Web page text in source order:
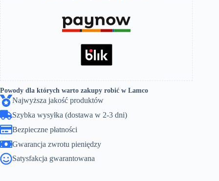
Powody dla których warto zakupy robić w Lamco
Najwyższa jakość produktów
Szybka wysyłka (dostawa w 2-3 dni)
Bezpieczne płatności
Gwarancja zwrotu pieniędzy
Satysfakcja gwarantowana